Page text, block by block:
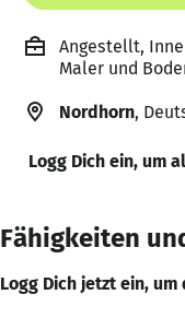
Angestellt,
Maler und
Nordhorn,
Logg Dich ein, um
Fähigkeiten
Logg Dich jetzt ein,